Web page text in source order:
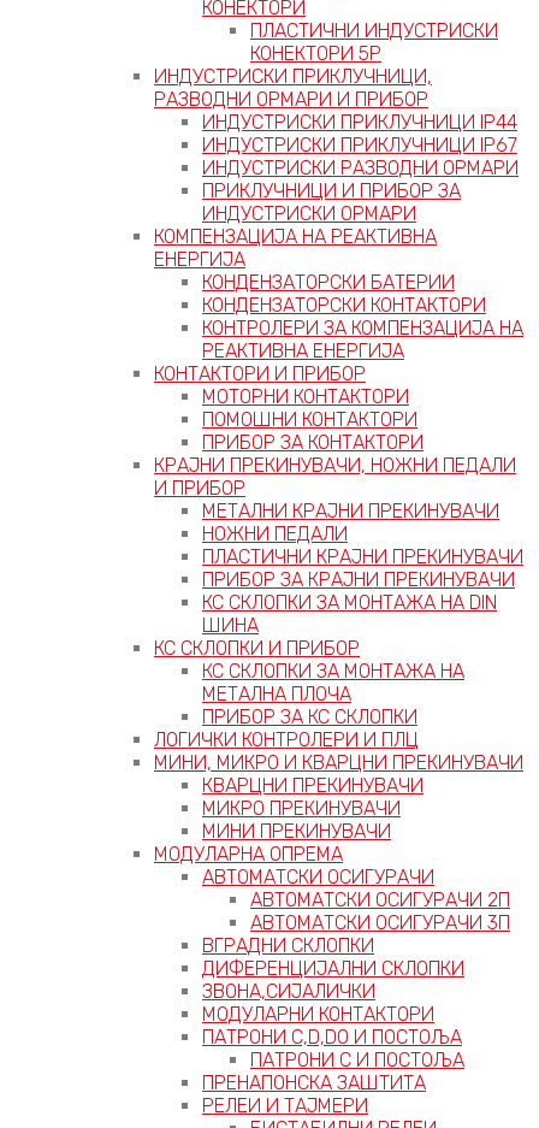
КОНЕКТОРИ
ПЛАСТИЧНИ ИНДУСТРИСКИ
КОНЕКТОРИ 5P
ИНДУСТРИСКИ ПРИКЛУЧНИЦИ,
РАЗВОДНИ ОРМАРИ И ПРИБОР
ИНДУСТРИСКИ ПРИКЛУЧНИЦИ IP44
ИНДУСТРИСКИ ПРИКЛУЧНИЦИ IP67
ИНДУСТРИСКИ РАЗВОДНИ ОРМАРИ
ПРИКЛУЧНИЦИ И ПРИБОР ЗА
ИНДУСТРИСКИ ОРМАРИ
КОМПЕНЗАЦИЈА НА РЕАКТИВНА
ЕНЕРГИЈА
КОНДЕНЗАТОРСКИ БАТЕРИИ
КОНДЕНЗАТОРСКИ КОНТАКТОРИ
КОНТРОЛЕРИ ЗА КОМПЕНЗАЦИЈА НА
РЕАКТИВНА ЕНЕРГИЈА
КОНТАКТОРИ И ПРИБОР
МОТОРНИ КОНТАКТОРИ
ПОМОШНИ КОНТАКТОРИ
ПРИБОР ЗА КОНТАКТОРИ
КРАЈНИ ПРЕКИНУВАЧИ, НОЖНИ ПЕДАЛИ
И ПРИБОР
МЕТАЛНИ КРАЈНИ ПРЕКИНУВАЧИ
НОЖНИ ПЕДАЛИ
ПЛАСТИЧНИ КРАЈНИ ПРЕКИНУВАЧИ
ПРИБОР ЗА КРАЈНИ ПРЕКИНУВАЧИ
КС СКЛОПКИ ЗА МОНТАЖА НА DIN
ШИНА
КС СКЛОПКИ И ПРИБОР
КС СКЛОПКИ ЗА МОНТАЖА НА
МЕТАЛНА ПЛОЧА
ПРИБОР ЗА КС СКЛОПКИ
ЛОГИЧКИ КОНТРОЛЕРИ И ПЛЦ
МИНИ, МИКРО И КВАРЦНИ ПРЕКИНУВАЧИ
КВАРЦНИ ПРЕКИНУВАЧИ
МИКРО ПРЕКИНУВАЧИ
МИНИ ПРЕКИНУВАЧИ
МОДУЛАРНА ОПРЕМА
АВТОМАТСКИ ОСИГУРАЧИ
АВТОМАТСКИ ОСИГУРАЧИ 2П
АВТОМАТСКИ ОСИГУРАЧИ 3П
ВГРАДНИ СКЛОПКИ
ДИФЕРЕНЦИЈАЛНИ СКЛОПКИ
ЗВОНА,СИЈАЛИЧКИ
МОДУЛАРНИ КОНТАКТОРИ
ПАТРОНИ C,D,D0 И ПОСТОЉА
ПАТРОНИ C И ПОСТОЉА
ПРЕНАПОНСКА ЗАШТИТА
РЕЛЕИ И ТАЈМЕРИ